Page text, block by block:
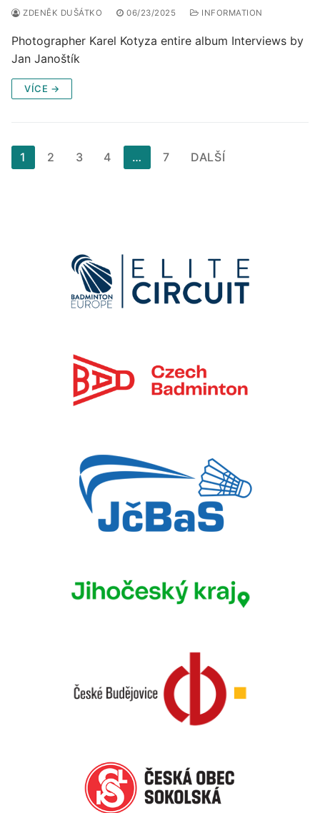
ZDENĚK DUŠÁTKO 06/23/2025 INFORMATION
Photographer Karel Kotyza entire album Interviews by
Jan Janoštík
VÍCE →
Stránkování
příspěvků
1 2 3 4 … 7 DALŠÍ